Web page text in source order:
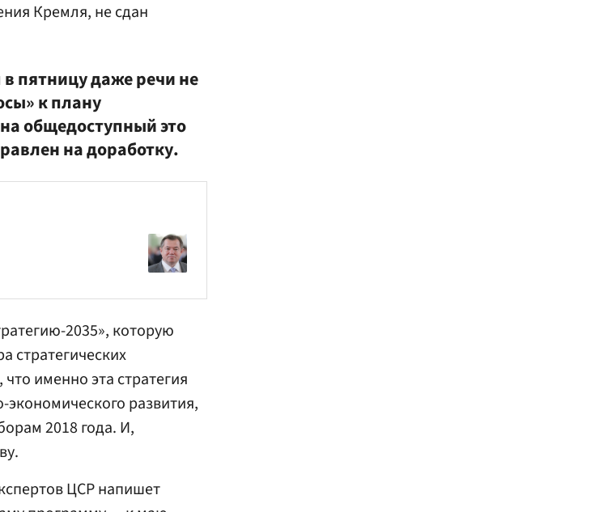
Кремля, не сдан
пятницу даже речи не
к плану
общедоступный это
на доработку.
2035», которую
стратегических
именно эта стратегия
экономического развития,
2018 года. И,
ЦСР напишет